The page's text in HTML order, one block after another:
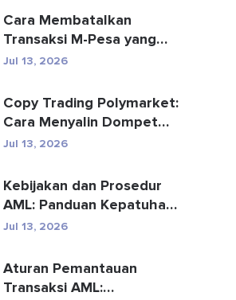
Cara Membatalkan
Transaksi M-Pesa yang
Terkirim Secara Tidak
Jul 13, 2026
Copy Trading Polymarket:
Cara Menyalin Dompet
Teratas dengan Aman
Jul 13, 2026
Kebijakan dan Prosedur
AML: Panduan Kepatuhan
Lengkap
Jul 13, 2026
Aturan Pemantauan
Transaksi AML: